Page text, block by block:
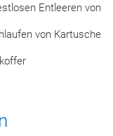
Entleeren von
von Kartusche